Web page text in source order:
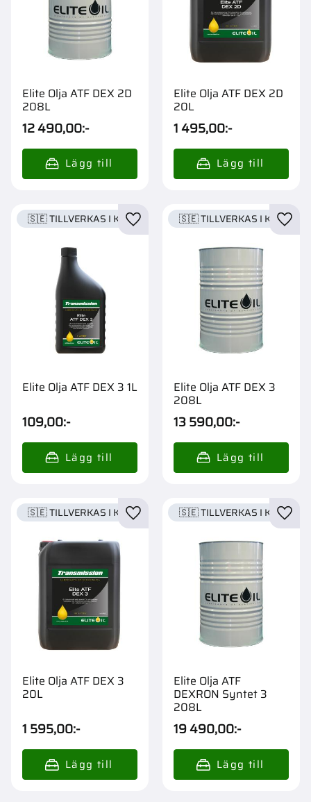
Elite Olja ATF DEX 2D
208L
12 490,00:-
Elite Olja ATF DEX 2D
20L
1 495,00:-
Elite Olja ATF DEX 3 1L
109,00:-
🇸🇪 TILLVERKAS I KARLSTADLägg till i favoriter
Elite Olja ATF DEX 3
208L
13 590,00:-
🇸🇪 TILLVERKAS I
Elite Olja ATF DEX 3
20L
1 595,00:-
🇸🇪 TILLVERKAS I KARLSTADLägg till i favoriter
Elite Olja ATF
DEXRON Syntet 3
208L
19 490,00:-
🇸🇪 TILLVERKAS I